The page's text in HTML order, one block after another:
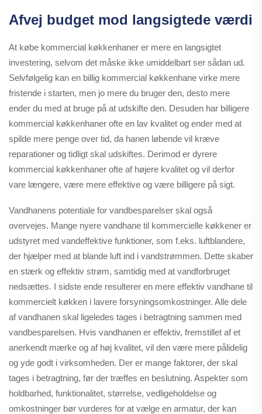
Afvej budget mod langsigtede værdi
At købe kommercial køkkenhaner er mere en langsigtet
investering, selvom det måske ikke umiddelbart ser sådan ud.
Selvfølgelig kan en billig kommercial køkkenhane virke mere
fristende i starten, men jo mere du bruger den, desto mere
ender du med at bruge på at udskifte den. Desuden har billigere
kommercial køkkenhaner ofte en lav kvalitet og ender med at
spilde mere penge over tid, da hanen løbende vil kræve
reparationer og tidligt skal udskiftes. Derimod er dyrere
kommercial køkkenhaner ofte af højere kvalitet og vil derfor
vare længere, være mere effektive og være billigere på sigt.
Vandhanens potentiale for vandbesparelser skal også
overvejes. Mange nyere vandhane til kommercielle køkkener er
udstyret med vandeffektive funktioner, som f.eks. luftblandere,
der hjælper med at blande luft ind i vandstrømmen. Dette skaber
en stærk og effektiv strøm, samtidig med at vandforbruget
nedsættes. I sidste ende resulterer en mere effektiv vandhane til
kommercielt køkken i lavere forsyningsomkostninger. Alle dele
af vandhanen skal ligeledes tages i betragtning sammen med
vandbesparelsen. Hvis vandhanen er effektiv, fremstillet af et
anerkendt mærke og af høj kvalitet, vil den være mere pålidelig
og yde godt i virksomheden. Der er mange faktorer, der skal
tages i betragtning, før der træffes en beslutning. Aspekter som
holdbarhed, funktionalitet, størrelse, vedligeholdelse og
omkostninger bør vurderes for at vælge en armatur, der kan